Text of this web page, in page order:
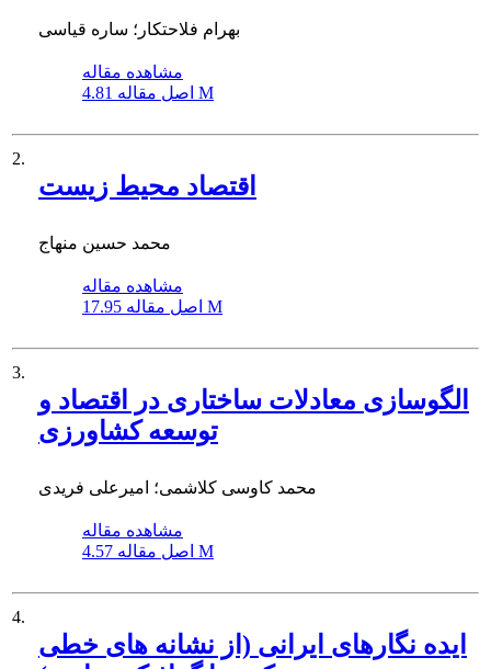
بهرام فلاحتکار؛ ساره قیاسی
مشاهده مقاله
اصل مقاله 4.81 M
2.
اقتصاد محیط زیست
محمد حسین منهاج
مشاهده مقاله
اصل مقاله 17.95 M
3.
الگوسازی معادلات ساختاری در اقتصاد و
توسعه کشاورزی
محمد کاوسی کلاشمی؛ امیرعلی فریدی
مشاهده مقاله
اصل مقاله 4.57 M
4.
ایده نگارهای ایرانی (از نشانه های خطی